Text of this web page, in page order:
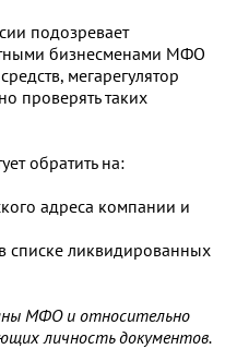
подозревает
бизнесменами МФО
мегарегулятор
проверять таких
обратить на:
адреса компании и
списке ликвидированных
МФО и относительно
личность документов.